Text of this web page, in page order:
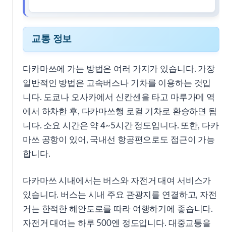
교통 정보
다카마쓰에 가는 방법은 여러 가지가 있습니다. 가장
일반적인 방법은 고속버스나 기차를 이용하는 것입
니다. 도쿄나 오사카에서 신칸센을 타고 마루가메 역
에서 하차한 후, 다카마쓰행 로컬 기차로 환승하면 됩
니다. 소요 시간은 약 4~5시간 정도입니다. 또한, 다카
마쓰 공항이 있어, 국내선 항공편으로도 접근이 가능
합니다.
다카마쓰 시내에서는 버스와 자전거 대여 서비스가
있습니다. 버스는 시내 주요 관광지를 연결하고, 자전
거는 한적한 해안도로를 따라 여행하기에 좋습니다.
자전거 대여는 하루 500엔 정도입니다. 대중교통을